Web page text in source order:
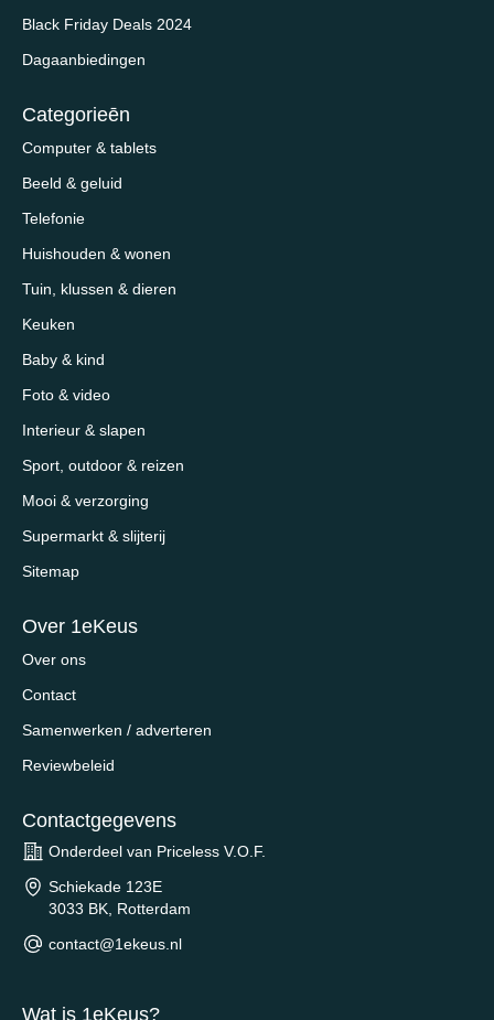
Black Friday Deals 2024
Dagaanbiedingen
Categorieēn
Computer & tablets
Beeld & geluid
Telefonie
Huishouden & wonen
Tuin, klussen & dieren
Keuken
Baby & kind
Foto & video
Interieur & slapen
Sport, outdoor & reizen
Mooi & verzorging
Supermarkt & slijterij
Sitemap
Over 1eKeus
Over ons
Contact
Samenwerken / adverteren
Reviewbeleid
Contactgegevens
Onderdeel van Priceless V.O.F.
Schiekade 123E
3033 BK, Rotterdam
contact@1ekeus.nl
Wat is 1eKeus?